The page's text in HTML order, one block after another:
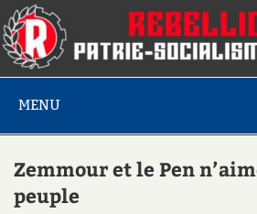
MENU
Zemmour et le Pen
peuple